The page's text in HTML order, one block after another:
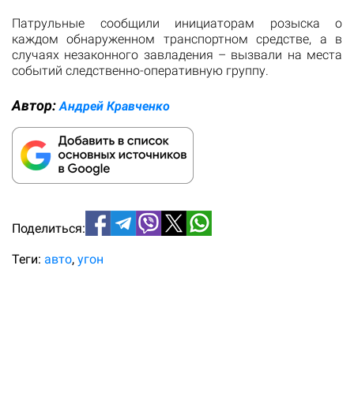
Патрульные сообщили инициаторам розыска о
каждом обнаруженном транспортном средстве, а в
случаях незаконного завладения – вызвали на места
событий следственно-оперативную группу.
Автор: Андрей Кравченко
Поделиться:
Теги: авто угон